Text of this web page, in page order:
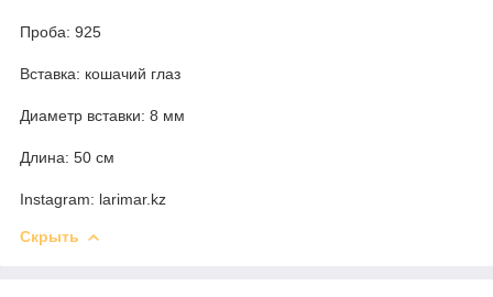
Проба: 925
Вставка: кошачий глаз
Диаметр вставки: 8 мм
Длина: 50 см
Instagram: larimar.kz
Скрыть